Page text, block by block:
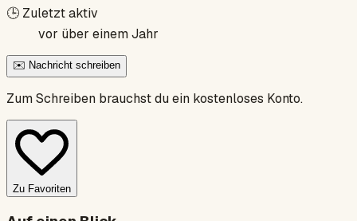
🕒 Zuletzt aktiv
vor über einem Jahr
✉️ Nachricht schreiben
Zum Schreiben brauchst du ein kostenloses Konto.
Zu Favoriten